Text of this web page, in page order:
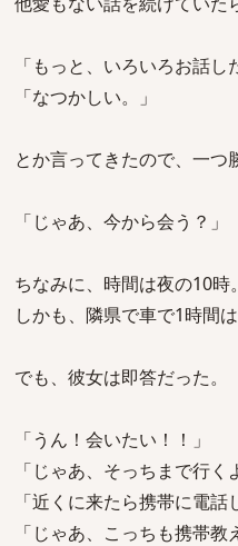
「もっと、いろいろお話し
「なつかしい。」
とか言ってきたので、一つ
「じゃあ、今から会う？」
ちなみに、時間は夜の10時。
しかも、隣県で車で1時間は
でも、彼女は即答だった。
「うん！会いたい！！」
「じゃあ、そっちまで行く
「近くに来たら携帯に電話
「じゃあ、こっちも携帯教